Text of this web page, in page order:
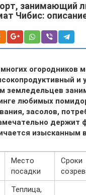
занимающий
Чибис:
огородников
и
земледельцев
любимых
засолов,
держит
изысканным
Место
посадки
Сроки
Теплица,